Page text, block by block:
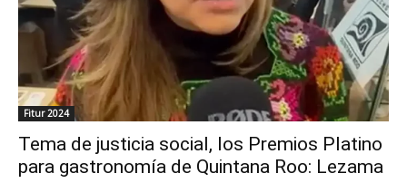
Fitur 2024
Tema de justicia social, los Premios Platino
para gastronomía de Quintana Roo: Lezama